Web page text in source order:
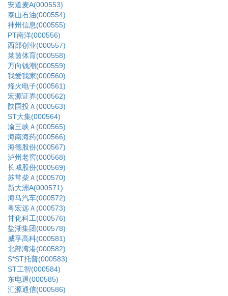
安道麦A(000553)
泰山石油(000554)
神州信息(000555)
PT南洋(000556)
西部创业(000557)
莱茵体育(000558)
万向钱潮(000559)
我爱我家(000560)
烽火电子(000561)
宏源证券(000562)
陕国投Ａ(000563)
ST大集(000564)
渝三峡Ａ(000565)
海南海药(000566)
海德股份(000567)
泸州老窖(000568)
长城股份(000569)
苏常柴Ａ(000570)
新大洲A(000571)
海马汽车(000572)
粤宏远Ａ(000573)
甘化科工(000576)
盐湖集团(000578)
威孚高科(000581)
北部湾港(000582)
S*ST托普(000583)
ST工智(000584)
东电退(000585)
汇源通信(000586)